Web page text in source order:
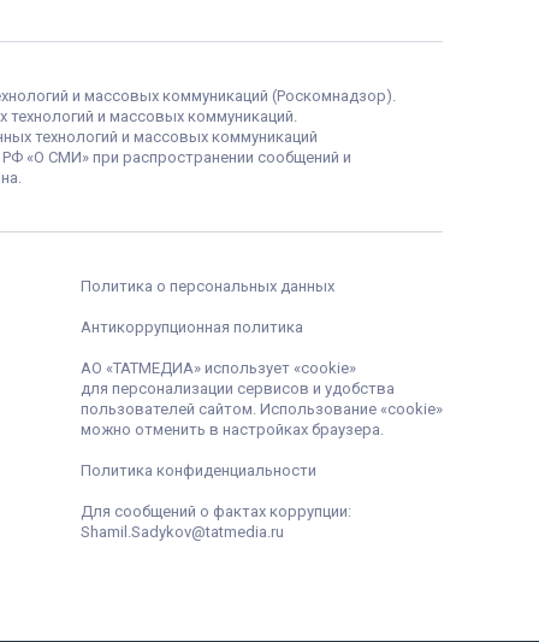
и массовых коммуникаций (Роскомнадзор).
и массовых коммуникаций.
технологий и массовых коммуникаций
«О СМИ» при распространении сообщений и
Политика о персональных данных
Антикоррупционная политика
АО «ТАТМЕДИА» использует «cookie»
для персонализации сервисов и удобства
пользователей сайтом. Использование «cookie»
можно отменить в настройках браузера.
Политика конфиденциальности
Для сообщений о фактах коррупции:
Shamil.Sadykov@tatmedia.ru